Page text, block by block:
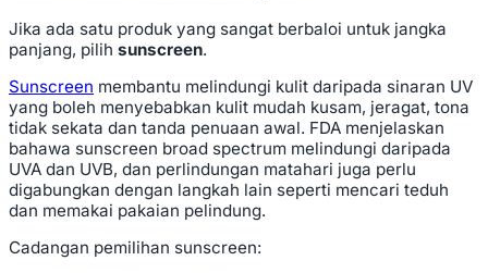
Jika ada satu produk yang sangat berbaloi untuk jangka
panjang, pilih sunscreen.
Sunscreen membantu melindungi kulit daripada sinaran UV
yang boleh menyebabkan kulit mudah kusam, jeragat, tona
tidak sekata dan tanda penuaan awal. FDA menjelaskan
bahawa sunscreen broad spectrum melindungi daripada
UVA dan UVB, dan perlindungan matahari juga perlu
digabungkan dengan langkah lain seperti mencari teduh
dan memakai pakaian pelindung.
Cadangan pemilihan sunscreen: